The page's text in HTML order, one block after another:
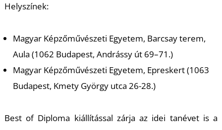
Helyszínek:
Magyar Képzőművészeti Egyetem, Barcsay terem,
Aula (1062 Budapest, Andrássy út 69–71.)
Magyar Képzőművészeti Egyetem, Epreskert (1063
Budapest, Kmety György utca 26-28.)
Best of Diploma kiállítással zárja az idei tanévet is a